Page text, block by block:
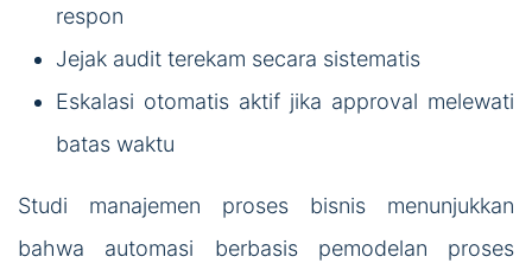
respon
Jejak audit terekam secara sistematis
Eskalasi otomatis aktif jika approval melewati
batas waktu
Studi manajemen proses bisnis menunjukkan
bahwa automasi berbasis pemodelan proses